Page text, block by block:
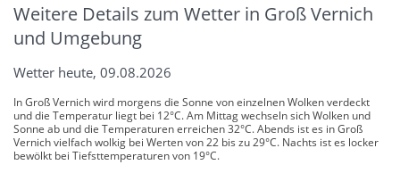
Weitere Details zum Wetter in Groß Vernich
und Umgebung
Wetter heute, 09.08.2026
In Groß Vernich wird morgens die Sonne von einzelnen Wolken verdeckt
und die Temperatur liegt bei 12°C. Am Mittag wechseln sich Wolken und
Sonne ab und die Temperaturen erreichen 32°C. Abends ist es in Groß
Vernich vielfach wolkig bei Werten von 22 bis zu 29°C. Nachts ist es locker
bewölkt bei Tiefsttemperaturen von 19°C.